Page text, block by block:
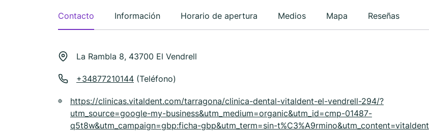
Contacto Información Horario de apertura Medios Mapa Reseñas
La Rambla 8, 43700 El Vendrell
+34877210144 (Teléfono)
https://clinicas.vitaldent.com/tarragona/clinica-dental-vitaldent-el-vendrell-294/?
utm_source=google-my-business&utm_medium=organic&utm_id=cmp-01487-
q5t8w&utm_campaign=gbp:ficha-gbp&utm_term=sin-t%C3%A9rmino&utm_content=vitaldent